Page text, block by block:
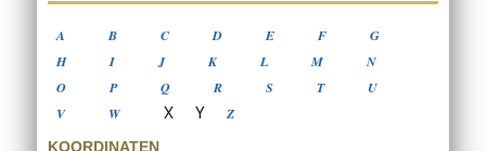
A B C D E F
G
H
I J K L M
N
O
P Q R S T
U
V
W X Y Z
KOORDINATEN